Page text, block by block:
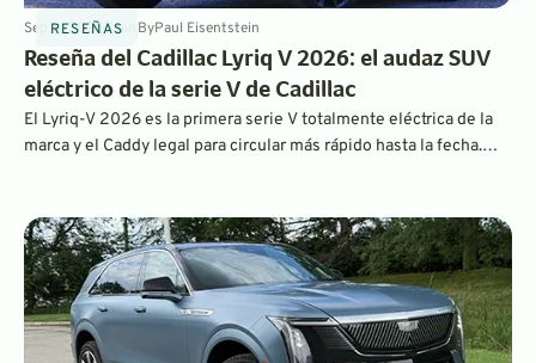
RESEÑAS
Sep 11, 20255min ByPaul Eisentstein
Reseña del Cadillac Lyriq V 2026: el audaz SUV
eléctrico de la serie V de Cadillac
El Lyriq-V 2026 es la primera serie V totalmente eléctrica de la
marca y el Caddy legal para circular más rápido hasta la fecha.
segundos!